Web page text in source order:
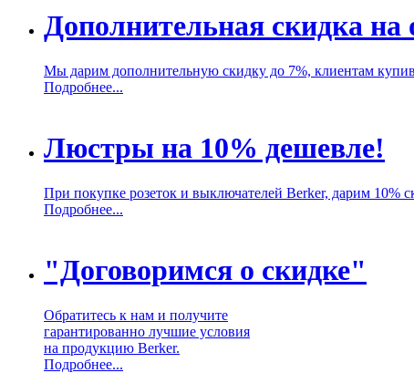
Дополнительная скидка на
Мы дарим дополнительную скидку до 7%, клиентам
Подробнее...
Люстры на 10% дешевле!
При покупке розеток и выключателей Berker, дарим 10%
Подробнее...
"Договоримся о скидке"
Обратитесь к нам и получите
гарантированно лучшие условия
на продукцию Berker.
Подробнее...